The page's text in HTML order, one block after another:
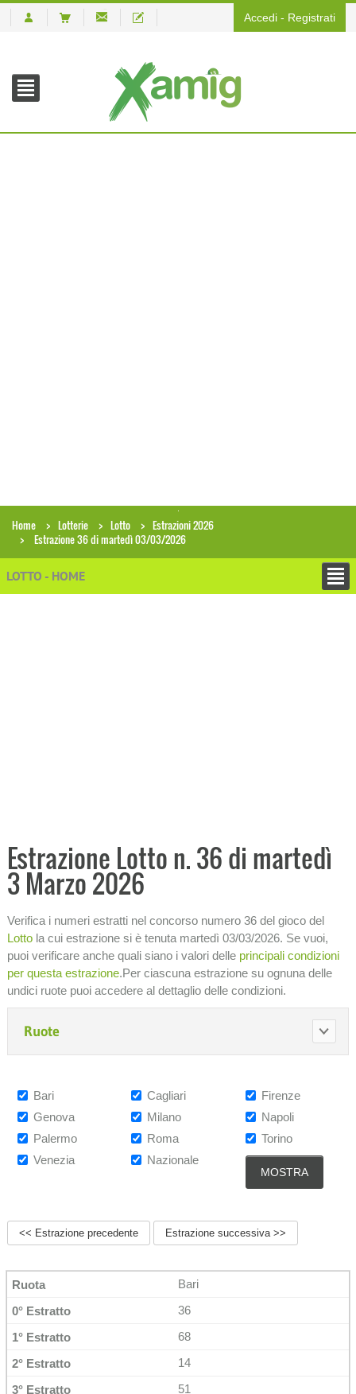
Accedi - Registrati
Home Lotterie Lotto
Estrazioni 2026
Estrazione 36 di martedì 03/03/2026
LOTTO - HOME
STATISTICHE
SIMBOLOTTO
INFORMAZIONI SULLA LOTTERIA
Estrazione Lotto n. 36 di martedì
3 Marzo 2026
Verifica i numeri estratti nel concorso numero 36 del gioco del
Lotto la cui estrazione si è tenuta martedì 03/03/2026. Se vuoi,
puoi verificare anche quali siano i valori delle principali condizioni
per questa estrazione.Per ciascuna estrazione su ognuna delle
undici ruote puoi accedere al dettaglio delle condizioni.
Ruote
Bari
Genova
Palermo
Venezia
Cagliari
Milano
Roma
Nazionale
Firenze
Napoli
Torino
<< Estrazione precedente Estrazione successiva >>
Bari
36
68
14
51